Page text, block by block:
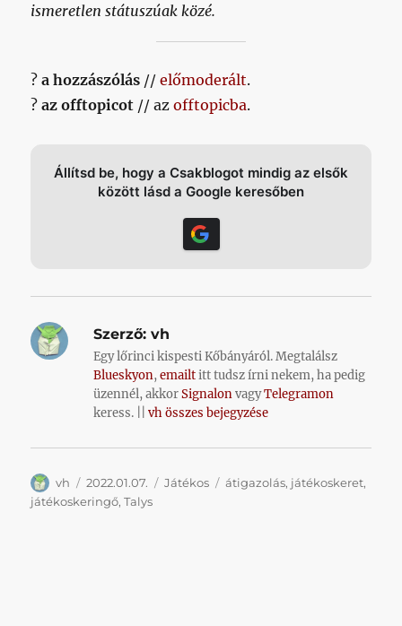
ismeretlen státuszúak közé.
?a hozzászólás //előmoderált.
?az offtopicot // azofftopicba.
Állítsd be, hogy a Csakblogot mindig az elsők
között lásd a Google keresőben
Szerző: vh
Egy lőrinci kispesti Kőbányáról. Megtalálsz
Blueskyon,emailtitt tudsz írni nekem, ha pedig
üzennél, akkorSignalonvagyTelegramon
keress. ||vh összes bejegyzése
Szerző
vh Közzétéve
2022.01.07. Kategória
Játékos Címke
átigazolás, játékoskeret,
játékoskeringő,Talys